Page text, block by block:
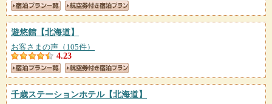
遊悠館 【北海道】
お客さまの声（105件）
4.23
千歳ステーションホテル【北海道】